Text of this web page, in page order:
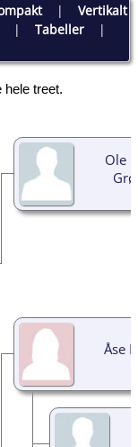
| Vertikalt
Tabeller|
hele treet.
Ole
Åse